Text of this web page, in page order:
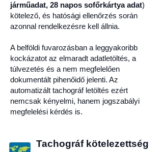
járműadat, 28 napos sofőrkártya adat)
kötelező, és hatósági ellenőrzés során
azonnal rendelkezésre kell állnia.
A belföldi fuvarozásban a leggyakoribb
kockázatot az elmaradt adatletöltés, a
túlvezetés és a nem megfelelően
dokumentált pihenőidő jelenti. Az
automatizált tachográf letöltés ezért
nemcsak kényelmi, hanem jogszabályi
megfelelési kérdés is.
Tachográf kötelezettség